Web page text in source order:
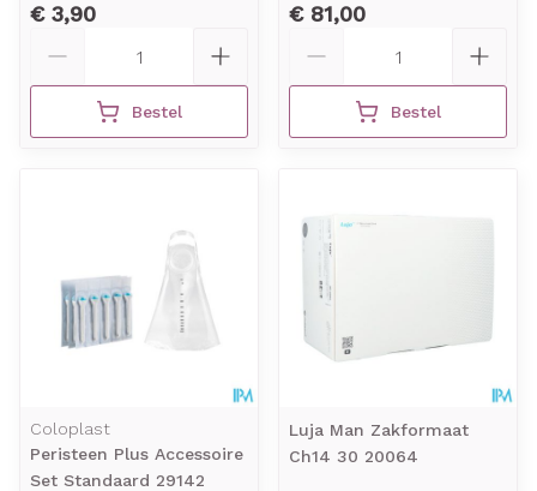
€ 3,90
Bestel
€ 81,00
Bestel
Coloplast
Peristeen Plus Accessoire
Set Standaard 29142
Luja Man Zakformaat
Ch14 30 20064